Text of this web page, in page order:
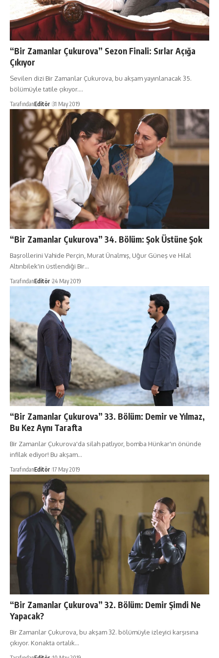
“Bir Zamanlar Çukurova” Sezon Finali: Sırlar Açığa
Çıkıyor
Sevilen dizi Bir Zamanlar Çukurova, bu akşam yayınlanacak 35.
bölümüyle tatile çıkıyor.…
TarafındanEditör 31 May 2019
“Bir Zamanlar Çukurova” 34. Bölüm: Şok Üstüne Şok
Başrollerini Vahide Perçin, Murat Ünalmış, Uğur Güneş ve Hilal
Altınbilek'in üstlendiği Bir…
TarafındanEditör 24 May 2019
“Bir Zamanlar Çukurova” 33. Bölüm: Demir ve Yılmaz,
Bu Kez Aynı Tarafta
Bir Zamanlar Çukurova'da silah patlıyor, bomba Hünkar'ın önünde
infilak ediyor! Bu akşam…
TarafındanEditör 17 May 2019
“Bir Zamanlar Çukurova” 32. Bölüm: Demir Şimdi Ne
Yapacak?
Bir Zamanlar Çukurova, bu akşam 32. bölümüyle izleyici karşısına
çıkıyor. Konakta ortalık…